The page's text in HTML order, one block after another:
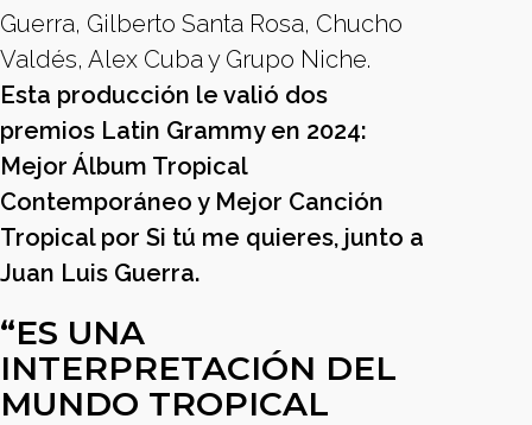
Guerra, Gilberto Santa Rosa, Chucho
Valdés, Alex Cuba y Grupo Niche.
Esta producción le valió dos
premios Latin Grammy en 2024:
Mejor Álbum Tropical
Contemporáneo y Mejor Canción
Tropical por Si tú me quieres, junto a
Juan Luis Guerra.
“ES UNA
INTERPRETACIÓN DEL
MUNDO TROPICAL